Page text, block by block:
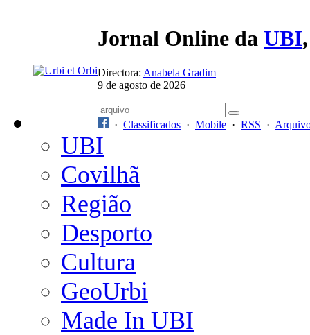
Jornal Online da UBI
Directora: Anabela Gradim
9 de agosto de 2026
· Classificados · Mobile · RSS ·
UBI
Covilhã
Região
Desporto
Cultura
GeoUrbi
Made In UBI